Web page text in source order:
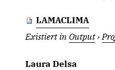
LAMACLIMA
Existiert in Output›
Laura Delsa